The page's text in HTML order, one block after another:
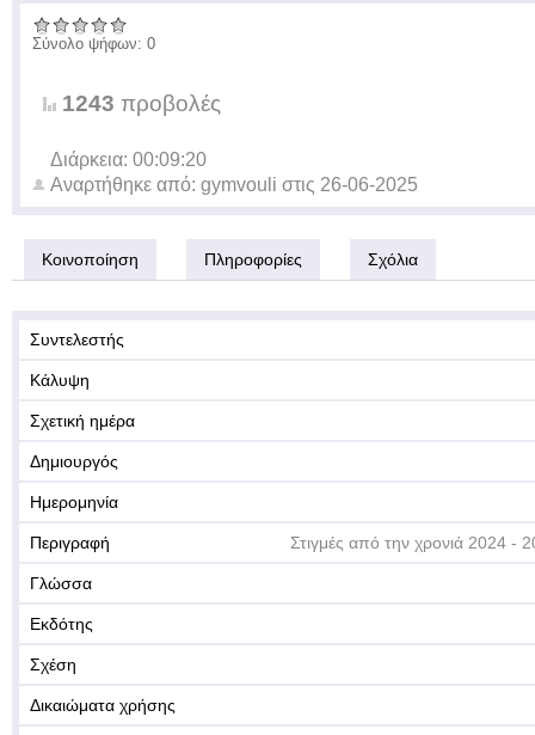
Σύνολο ψήφων: 0
1243 προβολές
Διάρκεια: 00:09:20
Αναρτήθηκε από: gymvouli στις 26-06-2025
Κοινοποίηση Πληροφορίες Σχόλια
Συντελεστής
Κάλυψη
Σχετική ημέρα
Δημιουργός
Ημερομηνία
Περιγραφή Στιγμές από την χρονιά 2024 -
Γλώσσα
Εκδότης
Σχέση
Δικαιώματα χρήσης